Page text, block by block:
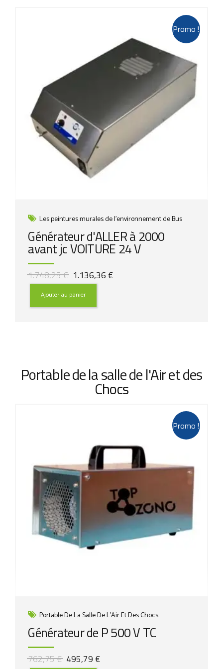
Promo !
Les peintures murales de l'environnement de Bus
Générateur d'ALLER à 2000
avant jc VOITURE 24 V
1.748,25€ Le
prix
initial
était :
1.136,36 €Le
Ajouter au panier
Portable de la salle de l'Air et des
Chocs
Promo !
Portable De La Salle De L'Air Et Des Chocs
Générateur de P 500 V TC
762,75€ Le
495,79 €Le